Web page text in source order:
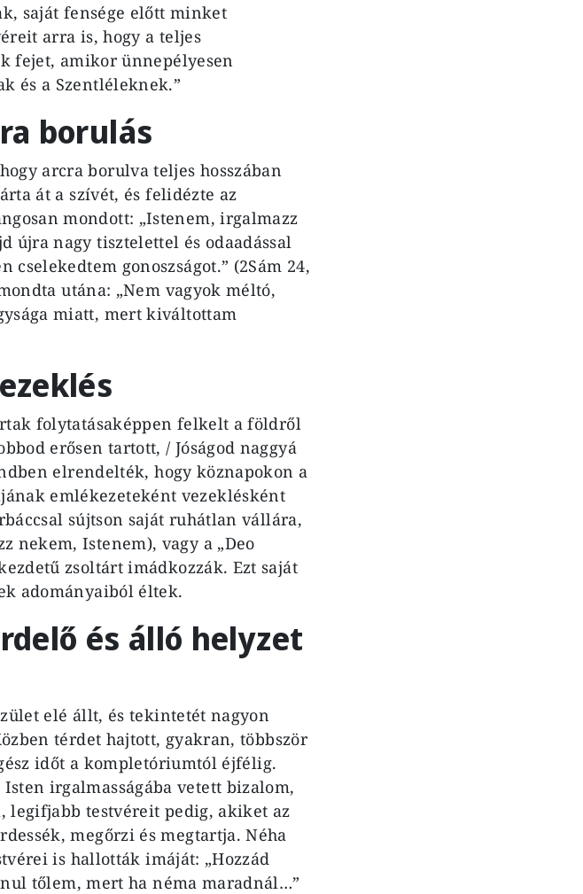
saját fensége előtt minket
arra is, hogy a teljes
fejet, amikor ünnepélyesen
és a Szentléleknek.”
borulás
arcra borulva teljes hosszában
át a szívét, és felidézte az
mondott: „Istenem, irgalmazz
újra nagy tisztelettel és odaadással
cselekedtem gonoszságot.” (2Sám 24,
utána: „Nem vagyok méltó,
miatt, mert kiváltottam
folytatásaképpen felkelt a földről
erősen tartott, / Jóságod naggyá
elrendelték, hogy köznapokon a
emlékezeteként vezeklésként
sújtson saját ruhátlan vállára,
nekem, Istenem), vagy a „Deo
zsoltárt imádkozzák. Ezt saját
adományaiból éltek.
és álló helyzet
elé állt, és tekintetét nagyon
térdet hajtott, gyakran, többször
időt a kompletóriumtól éjfélig.
irgalmasságába vetett bizalom,
legifjabb testvéreit pedig, akiket az
megőrzi és megtartja. Néha
is hallották imáját: „Hozzád
tőlem, mert ha néma maradnál…”